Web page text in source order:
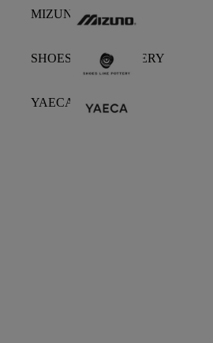
MIZUNO
SHOES LIKE POTTERY
YAECA